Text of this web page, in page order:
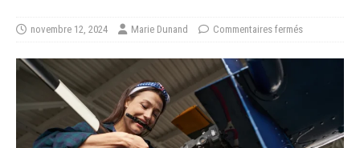
novembre 12, 2024 Marie Dunand Commentaires fermés